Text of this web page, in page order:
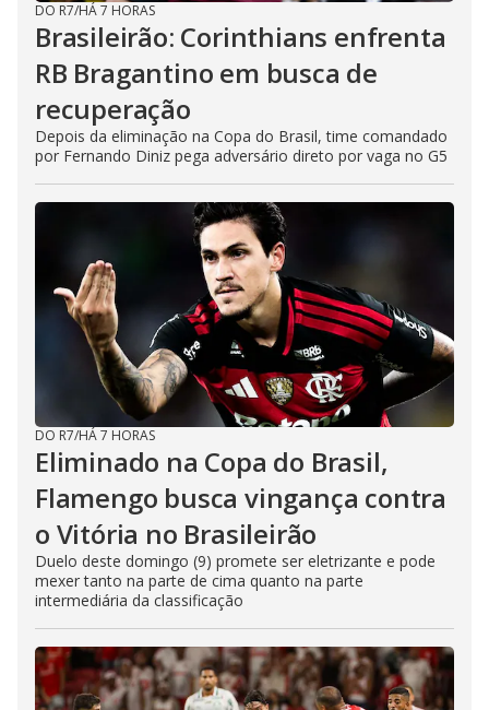
DO R7/HÁ 7 HORAS
Brasileirão: Corinthians enfrenta
RB Bragantino em busca de
recuperação
Depois da eliminação na Copa do Brasil, time comandado
por Fernando Diniz pega adversário direto por vaga no G5
DO R7/HÁ 7 HORAS
Eliminado na Copa do Brasil,
Flamengo busca vingança contra
o Vitória no Brasileirão
Duelo deste domingo (9) promete ser eletrizante e pode
mexer tanto na parte de cima quanto na parte
intermediária da classificação